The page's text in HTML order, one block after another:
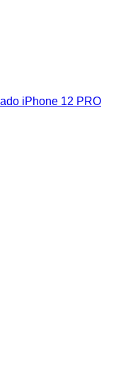
iPhone 12 PRO